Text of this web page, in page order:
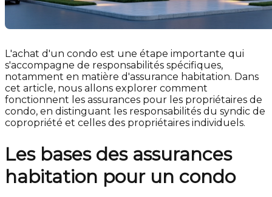
L'achat d'un condo est une étape importante qui
s'accompagne de responsabilités spécifiques,
notamment en matière d'assurance habitation. Dans
cet article, nous allons explorer comment
fonctionnent les assurances pour les propriétaires de
condo, en distinguant les responsabilités du syndic de
copropriété et celles des propriétaires individuels.
Les bases des assurances
habitation pour un condo